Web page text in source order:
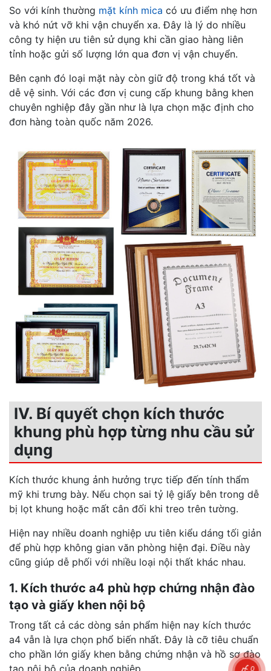
So với kính thường mặt kính mica có ưu điểm nhẹ hơn
và khó nứt vỡ khi vận chuyển xa. Đây là lý do nhiều
công ty hiện ưu tiên sử dụng khi cần giao hàng liên
tỉnh hoặc gửi số lượng lớn qua đơn vị vận chuyển.
Bên cạnh đó loại mặt này còn giữ độ trong khá tốt và
dễ vệ sinh. Với các đơn vị cung cấp khung bằng khen
chuyên nghiệp đây gần như là lựa chọn mặc định cho
đơn hàng toàn quốc năm 2026.
IV. Bí quyết chọn kích thước
khung phù hợp từng nhu cầu sử
dụng
Kích thước khung ảnh hưởng trực tiếp đến tính thẩm
mỹ khi trưng bày. Nếu chọn sai tỷ lệ giấy bên trong dễ
bị lọt khung hoặc mất cân đối khi treo trên tường.
Hiện nay nhiều doanh nghiệp ưu tiên kiểu dáng tối giản
để phù hợp không gian văn phòng hiện đại. Điều này
cũng giúp dễ phối với nhiều loại nội thất khác nhau.
1. Kích thước a4 phù hợp chứng nhận đào
tạo và giấy khen nội bộ
Trong tất cả các dòng sản phẩm hiện nay kích thước
a4 vẫn là lựa chọn phổ biến nhất. Đây là cỡ tiêu chuẩn
cho phần lớn giấy khen bằng chứng nhận và hồ sơ đào
0